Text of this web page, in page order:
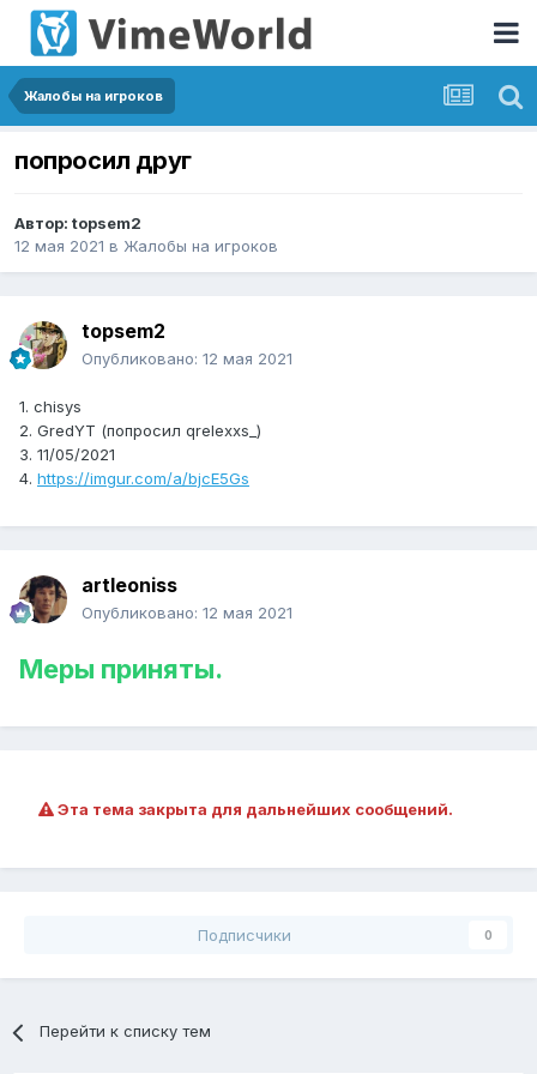
Жалобы на игроков
попросил друг
Автор: topsem2
12 мая 2021 в Жалобы на игроков
topsem2
Опубликовано: 12 мая 2021
1. chisys
2. GredYT (попросил qrelexxs_)
3. 11/05/2021
4. https://imgur.com/a/bjcE5Gs
artleoniss
Опубликовано: 12 мая 2021
Меры приняты.
Эта тема закрыта для дальнейших сообщений.
Подписчики 0
Перейти к списку тем